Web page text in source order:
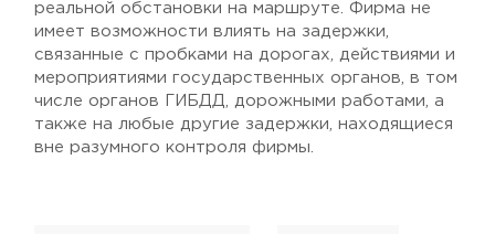
реальной обстановки на маршруте. Фирма не
имеет возможности влиять на задержки,
связанные с пробками на дорогах, действиями и
мероприятиями государственных органов, в том
числе органов ГИБДД, дорожными работами, а
также на любые другие задержки, находящиеся
вне разумного контроля фирмы.